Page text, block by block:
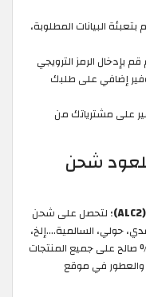
البيانات المطلوبة،
بإدخال الرمز الترويجي
إضافي على طلبك
على مشترياتك من
شحن
(ALC2)
؛ لتحصل على شحن
حولي، السالمية....إلخ،
إلى كوبون خصم إضافي بقيمة 5% صالح على جميع المنتجات
والعطور في موقع